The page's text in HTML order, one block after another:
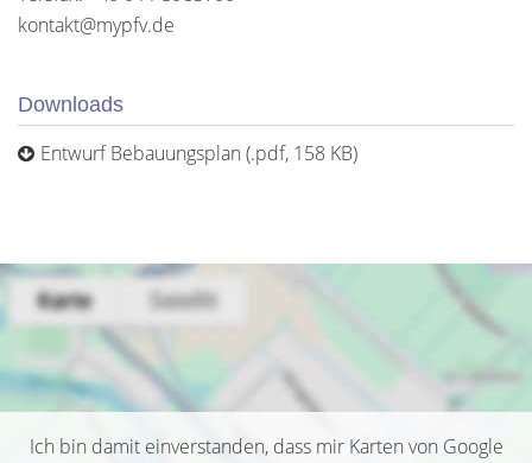
kontakt@mypfv.de
Downloads
Entwurf Bebauungsplan (.pdf, 158 KB)
Ich bin damit einverstanden, dass mir Karten von Google